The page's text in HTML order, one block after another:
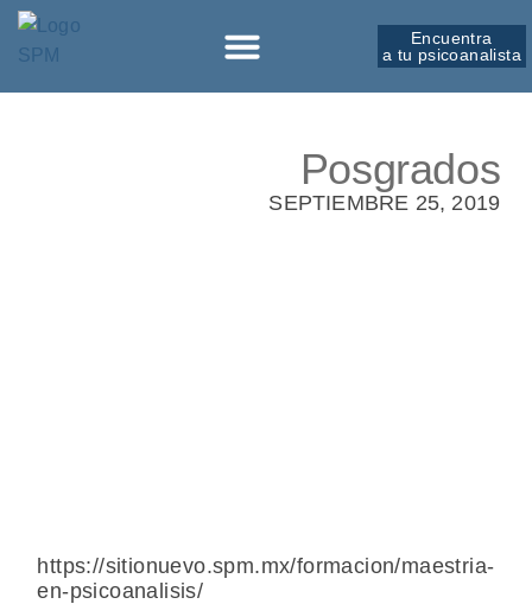
Encuentra
a tu psicoanalista
Posgrados
SEPTIEMBRE 25, 2019
https://sitionuevo.spm.mx/formacion/maestria-
en-psicoanalisis/